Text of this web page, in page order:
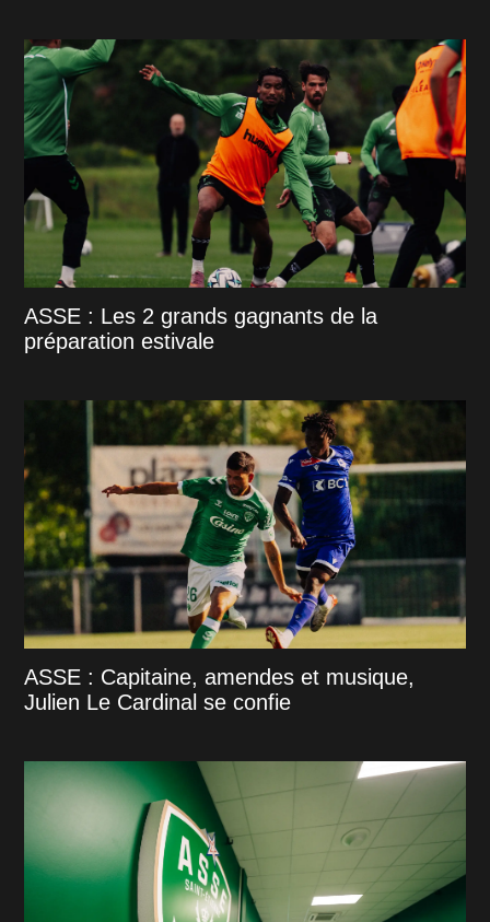
ASSE : Les 2 grands gagnants de la
préparation estivale
ASSE : Capitaine, amendes et musique,
Julien Le Cardinal se confie